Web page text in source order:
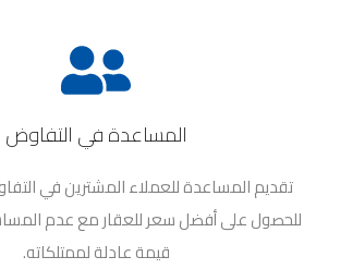
المساعدة في التفاوض
تقديم المساعدة للعملاء المشترين في
للحصول على أفضل سعر للعقار مع عدم
قيمة عادلة لممتلكاته.